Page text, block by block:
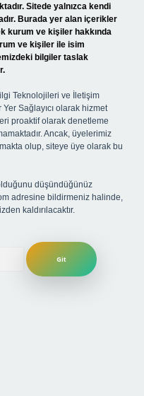
Sitede yalnızca kendi
Burada yer alan içerikler
kurum ve kişiler hakkında
ve kişiler ile isim
bilgiler taslak
Teknolojileri ve İletişim
Sağlayıcı olarak hizmet
proaktif olarak denetleme
Ancak, üyelerimiz
olup, siteye üye olarak bu
düşündüğünüz
adresine bildirmeniz halinde,
kaldırılacaktır.